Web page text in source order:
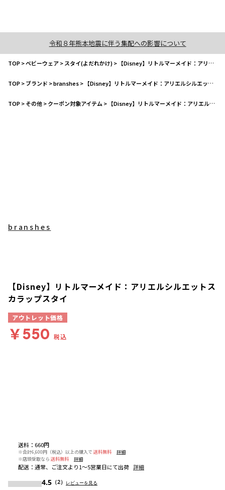
令和８年熊本地震に伴う集配への影響について
TOP>ベビーウェア>スタイ(よだれかけ)> 【Disney】リトルマーメイド：アリエルシルエットスカラップスタイ
TOP>ブランド >branshes> 【Disney】リトルマーメイド：アリエルシルエットスカラップスタイ
TOP>その他>クーポン対象アイテム > 【Disney】リトルマーメイド：アリエルシルエットスカラップスタイ
送料 ： 660円
※合計6,600円（税込）以上の購入で 送料無料
詳細
※店頭受取なら 送料無料 詳細
配送 ： 通常、ご注文より1～5営業日にて出荷 詳細
4.5 （2） レビューを見る
branshes
【Disney】リトルマーメイド：アリエルシルエットス
カラップスタイ
アウトレット価格
￥550 税込